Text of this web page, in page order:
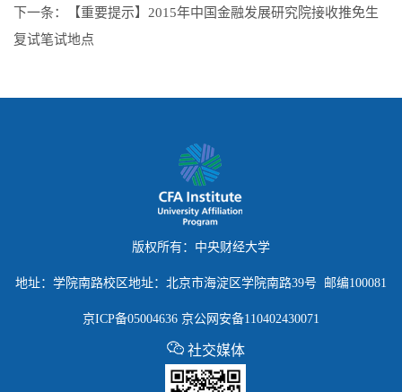
下一条：
【重要提示】2015年中国金融发展研究院接收推免生
复试笔试地点
版权所有：中央财经大学
地址：学院南路校区地址：北京市海淀区学院南路39号 邮编100081
京ICP备05004636 京公网安备110402430071
社交媒体